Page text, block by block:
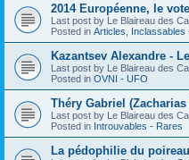
2014 Européenne, le
Last post by Le Blaireau des
Posted in Articles, Inclassables
Kazantsev Alexandre -
Last post by Le Blaireau des
Posted in OVNI - UFO
Théry Gabriel
Last post by Le Blaireau des
Posted in Introuvables - Rares
La pédophilie du